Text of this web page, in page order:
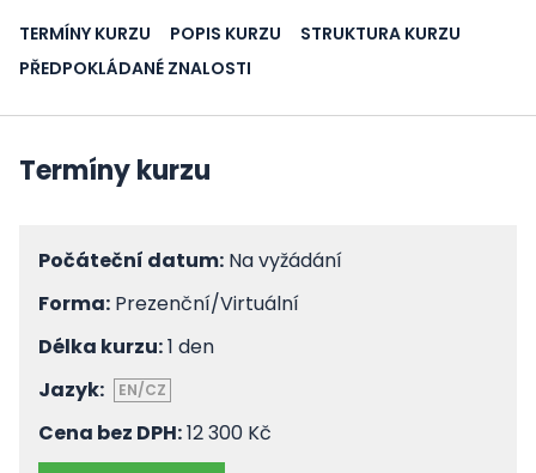
TERMÍNY KURZU POPIS KURZU
STRUKTURA KURZU
PŘEDPOKLÁDANÉ ZNALOSTI
Termíny kurzu
Počáteční datum: Na vyžádání
Forma: Prezenční/Virtuální
Délka kurzu:1 den
Jazyk:
EN/CZ
Cena bez DPH:12 300 Kč